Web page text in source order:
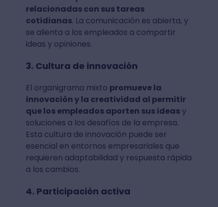
relacionadas con sus tareas
cotidianas. La comunicación es abierta, y
se alienta a los empleados a compartir
ideas y opiniones.
3. Cultura de innovación
El organigrama mixto promueve la
innovación y la creatividad al permitir
que los empleados aporten sus ideasy
soluciones a los desafíos de la empresa.
Esta cultura de innovación puede ser
esencial en entornos empresariales que
requieren adaptabilidad y respuesta rápida
a los cambios.
4. Participación activa